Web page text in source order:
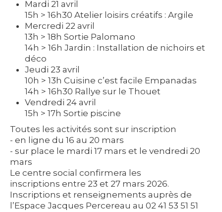
Mardi 21 avril
15h > 16h30 Atelier loisirs créatifs : Argile
Mercredi 22 avril
13h > 18h Sortie Palomano
14h > 16h Jardin : Installation de nichoirs et
déco
Jeudi 23 avril
10h > 13h Cuisine c’est facile Empanadas
14h > 16h30 Rallye sur le Thouet
Vendredi 24 avril
15h > 17h Sortie piscine
Toutes les activités sont sur inscription
- en ligne du 16 au 20 mars
- sur place le mardi 17 mars et le vendredi 20
mars
Le centre social confirmera les
inscriptions entre 23 et 27 mars 2026.
Inscriptions et renseignements auprès de
l’Espace Jacques Percereau au 02 41 53 51 51